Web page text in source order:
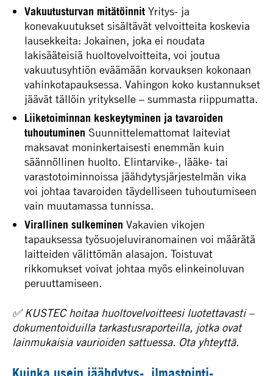
Vakuutusturvan mitätöinnit Yritys- ja
konevakuutukset sisältävät velvoitteita koskevia
lausekkeita: Jokainen, joka ei noudata
lakisääteisiä huoltovelvoitteita, voi joutua
vakuutusyhtiön eväämään korvauksen kokonaan
vahinkotapauksessa. Vahingon koko kustannukset
jäävät tällöin yritykselle – summasta riippumatta.
Liiketoiminnan keskeytyminen ja tavaroiden
tuhoutuminen Suunnittelemattomat laiteviat
maksavat moninkertaisesti enemmän kuin
säännöllinen huolto. Elintarvike-, lääke- tai
varastotoiminnoissa jäähdytysjärjestelmän vika
voi johtaa tavaroiden täydelliseen tuhoutumiseen
vain muutamassa tunnissa.
Virallinen sulkeminen Vakavien vikojen
tapauksessa työsuojeluviranomainen voi määrätä
laitteiden välittömän alasajon. Toistuvat
rikkomukset voivat johtaa myös elinkeinoluvan
peruuttamiseen.
✅ KUSTEC hoitaa huoltovelvoitteesi luotettavasti –
dokumentoiduilla tarkastusraporteilla, jotka ovat
lainmukaisia ​​vaurioiden sattuessa. Ota yhteyttä.